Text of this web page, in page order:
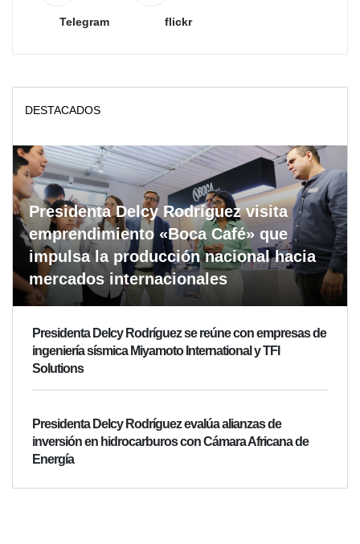
Telegram flickr
DESTACADOS
Presidenta Delcy Rodríguez visita
emprendimiento «Boca Café» que
impulsa la producción nacional hacia
mercados internacionales
Presidenta Delcy Rodríguez se reúne con empresas de
ingeniería sísmica Miyamoto International y TFI
Solutions
Presidenta Delcy Rodríguez evalúa alianzas de
inversión en hidrocarburos con Cámara Africana de
Energía